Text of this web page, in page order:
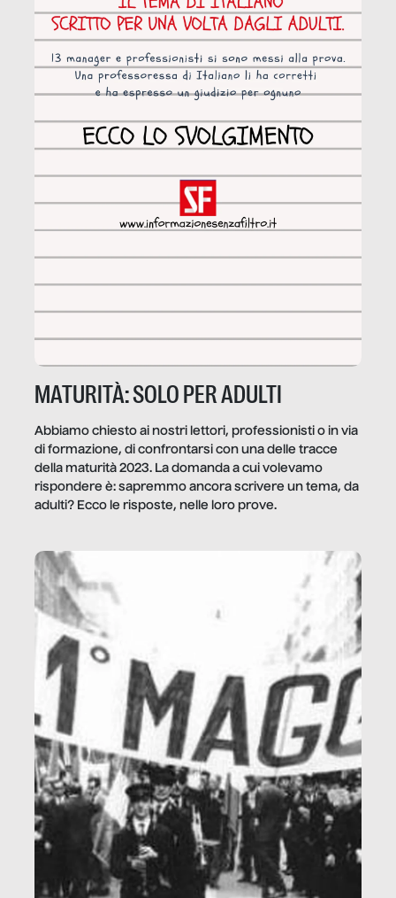
MATURITÀ: SOLO PER ADULTI
Abbiamo chiesto ai nostri lettori, professionisti o in via
di formazione, di confrontarsi con una delle tracce
della maturità 2023. La domanda a cui volevamo
rispondere è: sapremmo ancora scrivere un tema, da
adulti? Ecco le risposte, nelle loro prove.